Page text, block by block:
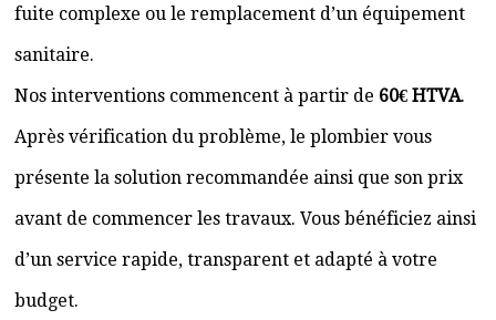
fuite complexe ou le remplacement d’un équipement
sanitaire.
Nos interventions commencent à partir de 60€ HTVA.
Après vérification du problème, le plombier vous
présente la solution recommandée ainsi que son prix
avant de commencer les travaux. Vous bénéficiez ainsi
d’un service rapide, transparent et adapté à votre
budget.